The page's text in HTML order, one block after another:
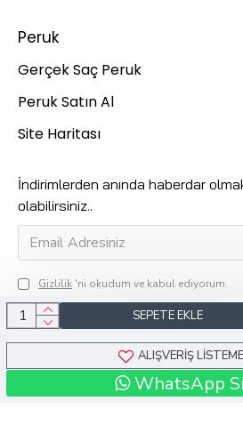
SEPETE EKLE
ALIŞVERIŞ
WhatsApp
Peruk
Gerçek Saç Peruk
Peruk Satın Al
Site Haritası
İndirimlerden anında haberdar
olabilirsiniz..
Gizlilik 'ni okudum ve kabul ediyorum.
Kuaför Suzan © 2024 Tüm